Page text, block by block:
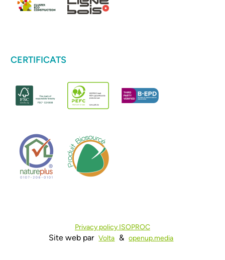
CERTIFICATS
Privacy policy ISOPROC
Site web par Volta & openup.media